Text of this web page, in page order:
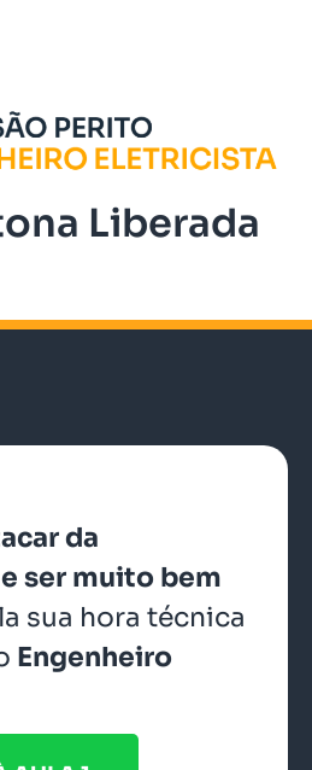
Liberada
da
ser muito bem
sua hora técnica
Engenheiro